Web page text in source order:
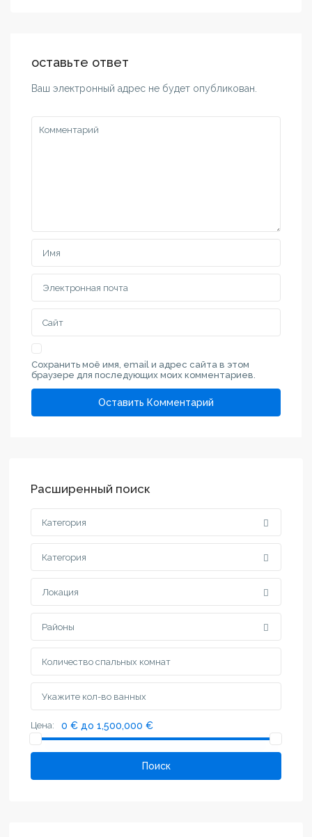
оставьте ответ
Ваш электронный адрес не будет опубликован.
Сохранить моё имя, email и адрес сайта в этом
браузере для последующих моих комментариев.
Расширенный поиск
Категория
Категория
Локация
Районы
Цена: 0 € до 1,500,000 €
Поиск